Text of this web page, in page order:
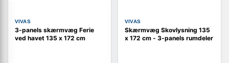
VIVAS
3-panels skærmvæg Ferie
ved havet 135 x 172 cm
VIVAS
Skærmvæg Skovlysning 135
x 172 cm - 3-panels rumdeler